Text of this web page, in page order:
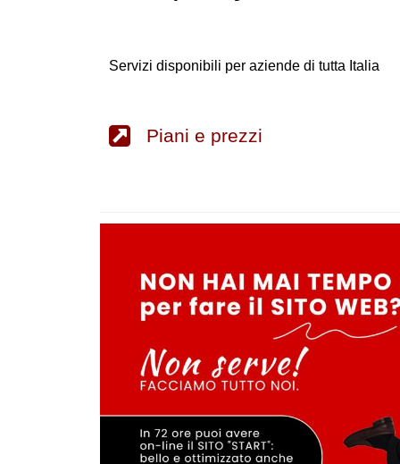
Servizi disponibili per aziende di tutta Italia
Piani e prezzi